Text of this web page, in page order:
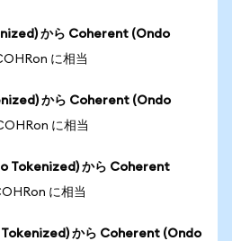
から Coherent (Ondo
に相当
から Coherent (Ondo
に相当
Tokenized) から Coherent
に相当
から Coherent (Ondo